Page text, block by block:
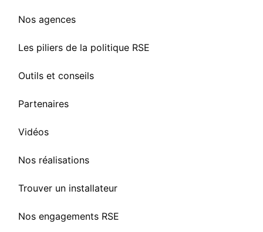
Nos agences
Les piliers de la politique RSE
Outils et conseils
Partenaires
Vidéos
Nos réalisations
Trouver un installateur
Nos engagements RSE